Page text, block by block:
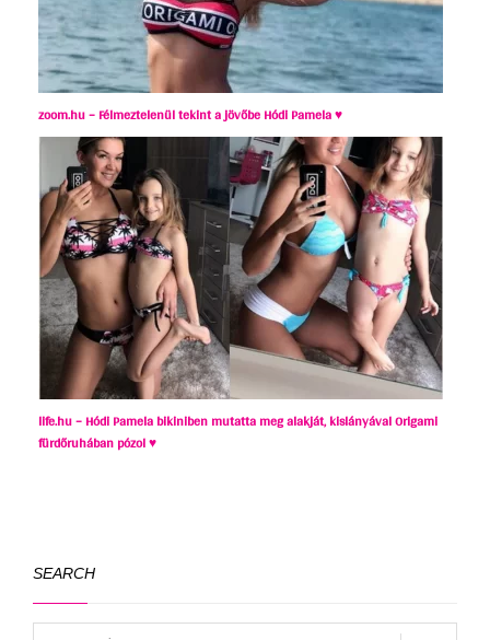
zoom.hu – Félmeztelenül tekint a jövőbe Hódi Pamela ♥
life.hu – Hódi Pamela bikiniben mutatta meg alakját, kislányával Origami
fürdőruhában pózol ♥
SEARCH